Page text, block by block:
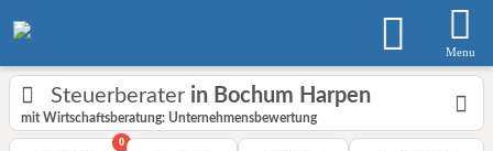
Menu
Steuerberater in Bochum Harpen
mit Wirtschaftsberatung: Unternehmensbewertung
0